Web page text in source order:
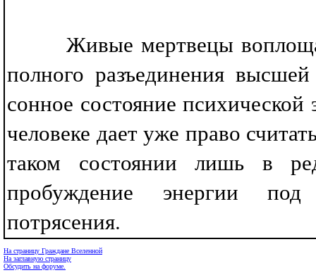
Живые мертвецы
полного разъединения
сонное состояние
человеке дает уже право
таком состоянии лишь в
пробуждение энергии
потрясения.
На страницу Граждане Вселенной
На заглавную страницу
Обсудить на форуме.